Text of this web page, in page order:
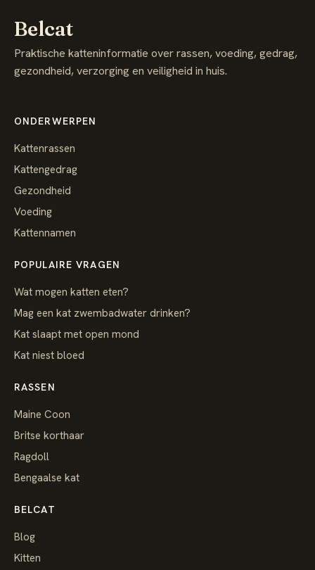
Belcat
Praktische katteninformatie over rassen, voeding, gedrag,
gezondheid, verzorging en veiligheid in huis.
ONDERWERPEN
Kattenrassen
Kattengedrag
Gezondheid
Voeding
Kattennamen
POPULAIRE VRAGEN
Wat mogen katten eten?
Mag een kat zwembadwater drinken?
Kat slaapt met open mond
Kat niest bloed
RASSEN
Maine Coon
Britse korthaar
Ragdoll
Bengaalse kat
BELCAT
Blog
Kitten